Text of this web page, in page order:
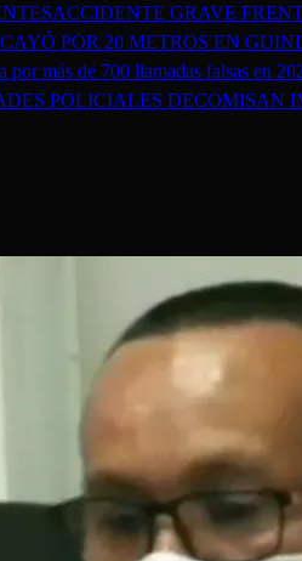
ACCIDENTE GRAVE
POR 20 METROS EN
más de 700 llamadas falsas en
POLICIALES DECOMISAN